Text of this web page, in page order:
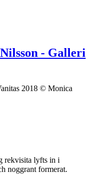
- Galleri
rekvisita lyfts in i
noggrant formerat.